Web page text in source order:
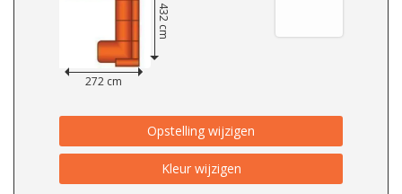
272 cm
432 cm
Opstelling wijzigen
Kleur wijzigen